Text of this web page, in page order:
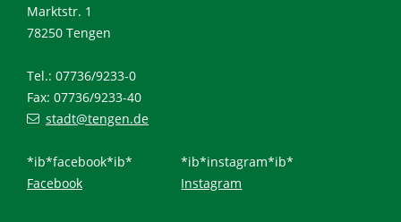
Marktstr. 1
78250 Tengen
Tel.: 07736/9233-0
Fax: 07736/9233-40
stadt@tengen.de
*ib*facebook*ib*
Facebook
*ib*instagram*ib*
Instagram